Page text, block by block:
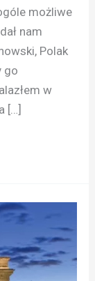
możliwe
nam
Polak
go
w
[…]